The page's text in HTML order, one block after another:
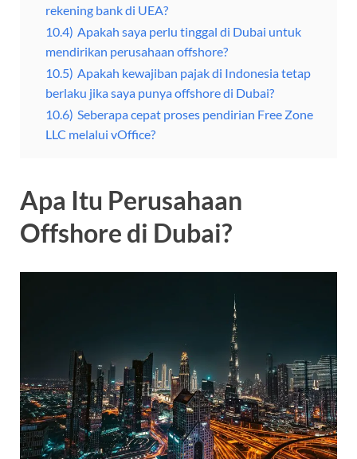
rekening bank di UEA?
10.4) Apakah saya perlu tinggal di Dubai untuk
mendirikan perusahaan offshore?
10.5) Apakah kewajiban pajak di Indonesia tetap
berlaku jika saya punya offshore di Dubai?
10.6) Seberapa cepat proses pendirian Free Zone
LLC melalui vOffice?
Apa Itu Perusahaan
Offshore di Dubai?